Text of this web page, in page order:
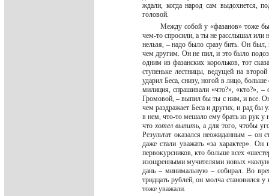
ждали, когда народ сам выдохнется,
головой.
Между собой у «фазанов» тоже
чем-то спросили, а ты не расслышал или
нельзя, – надо было сразу бить. Он
чем другим. Он не пил, и это было
одним из фазанских корольков, тот
ступеньке лестницы, ведущей на
ударил Беса, снизу, ногой в лицо,
милиция, спрашивали «что?», «кто?»,
Громовой, – выпил бы ты с ним, и все.
чем раздражает Беса и других, и рад бы
в нем, что-то мешало ему брать из рук у
чтохотел выпить, а для того, чтобы
Результат оказался неожиданным – он
даже стали уважать «за характер». Он
первокурсников, кто больше всех
изощренными мучителями новых
дань – минимальную – собирал. Во
тридцать рублей, он молча
тоже уважали.